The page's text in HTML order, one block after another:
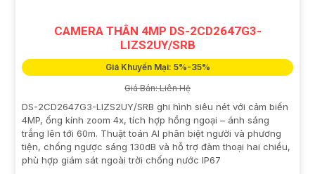
CAMERA THÂN 4MP DS-2CD2647G3-
LIZS2UY/SRB
Giá Khuyến Mại: 5%-35%
Giá Bán: Liên Hệ
DS-2CD2647G3-LIZS2UY/SRB ghi hình siêu nét với cảm biến
4MP, ống kính zoom 4x, tích hợp hồng ngoại – ánh sáng
trắng lên tới 60m. Thuật toán AI phân biệt người và phương
tiện, chống ngược sáng 130dB và hỗ trợ đàm thoại hai chiều,
phù hợp giám sát ngoài trời chống nước IP67